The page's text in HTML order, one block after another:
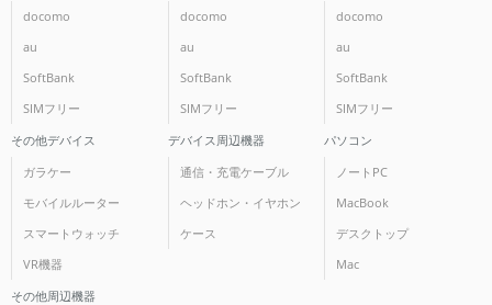
docomo
au
SoftBank
SIMフリー
docomo
au
SoftBank
SIMフリー
docomo
au
SoftBank
SIMフリー
その他デバイス
ガラケー
モバイルルーター
スマートウォッチ
VR機器
デバイス周辺機器
通信・充電ケーブル
ヘッドホン・イヤホン
ケース
パソコン
ノートPC
MacBook
デスクトップ
Mac
その他周辺機器